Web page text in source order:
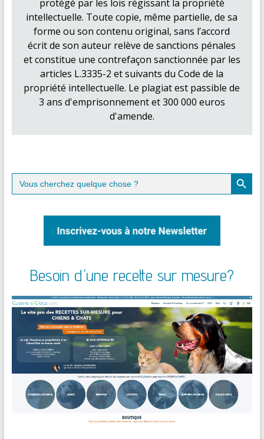
protégé par les lois régissant la propriété
intellectuelle. Toute copie, même partielle, de sa
forme ou son contenu original, sans l’accord
écrit de son auteur relève de sanctions pénales
et constitue une contrefaçon sanctionnée par les
articles L.3335-2 et suivants du Code de la
propriété intellectuelle. Le plagiat est passible de
3 ans d'emprisonnement et 300 000 euros
d'amende.
Search
for:
Search Button
Besoin d'une recette sur mesure?